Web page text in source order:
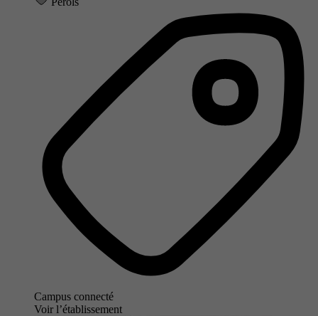
Campus connecté
Voir l’établissement